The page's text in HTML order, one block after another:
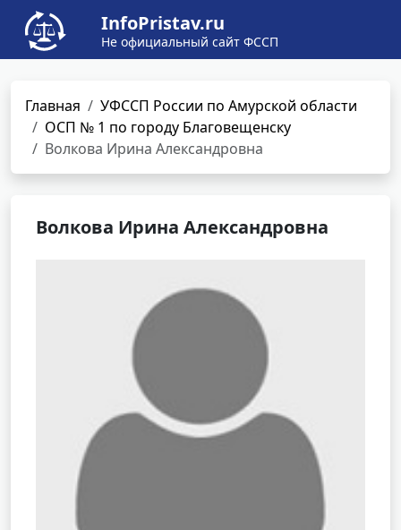
InfoPristav.ru
Не официальный сайт ФССП
Главная
УФССП России по Амурской области
ОСП № 1 по городу Благовещенску
Волкова Ирина Александровна
Волкова Ирина Александровна